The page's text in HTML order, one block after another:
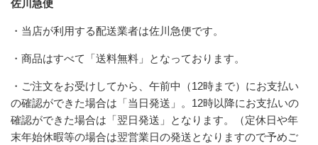
佐川急便
・当店が利用する配送業者は佐川急便です。
・商品はすべて「送料無料」となっております。
・ご注文をお受けしてから、午前中（12時まで）にお支払い
の確認ができた場合は「当日発送」。12時以降にお支払いの
確認ができた場合は「翌日発送」となります。（定休日や年
末年始休暇等の場合は翌営業日の発送となりますので予めご